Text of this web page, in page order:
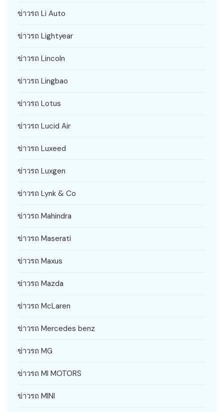
ข่าวรถ Li Auto
ข่าวรถ Lightyear
ข่าวรถ Lincoln
ข่าวรถ Lingbao
ข่าวรถ Lotus
ข่าวรถ Lucid Air
ข่าวรถ Luxeed
ข่าวรถ Luxgen
ข่าวรถ Lynk & Co
ข่าวรถ Mahindra
ข่าวรถ Maserati
ข่าวรถ Maxus
ข่าวรถ Mazda
ข่าวรถ McLaren
ข่าวรถ Mercedes benz
ข่าวรถ MG
ข่าวรถ MI MOTORS
ข่าวรถ MINI